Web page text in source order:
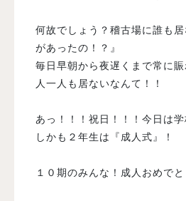
何故でしょう？稽古場に誰も
があったの！？』
毎日早朝から夜遅くまで常に
人一人も居ないなんて！！
あっ！！！祝日！！！今日は学
しかも２年生は『成人式』！
１０期のみんな！成人おめでと